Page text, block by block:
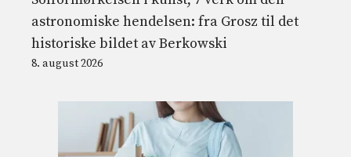
astronomiske hendelsen: fra Grosz til det
historiske bildet av Berkowski
8. august 2026